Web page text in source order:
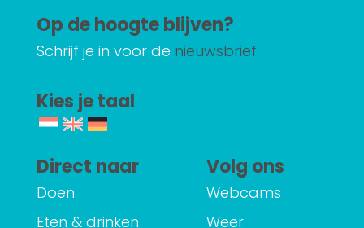
Op de hoogte blijven?
Schrijf je in voor de nieuwsbrief
Kies je taal
Direct naar
Doen
Eten & drinken
Volg ons
Webcams
Weer